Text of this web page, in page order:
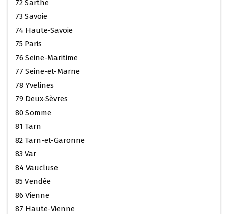
72 Sarthe
73 Savoie
74 Haute-Savoie
75 Paris
76 Seine-Maritime
77 Seine-et-Marne
78 Yvelines
79 Deux-Sèvres
80 Somme
81 Tarn
82 Tarn-et-Garonne
83 Var
84 Vaucluse
85 Vendée
86 Vienne
87 Haute-Vienne